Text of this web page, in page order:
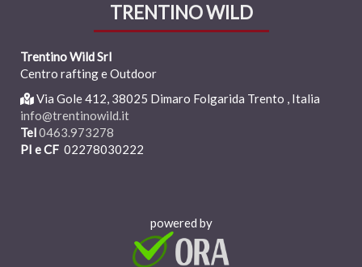
TRENTINO WILD
Trentino Wild Srl
Centro rafting e Outdoor
Via Gole 412, 38025 Dimaro Folgarida Trento , Italia
info@trentinowild.it
Tel0463.973278
PI e CF 02278030222
powered by